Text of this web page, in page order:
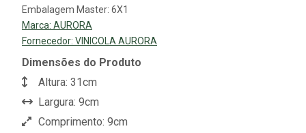
Embalagem Master: 6X1
Marca: AURORA
Fornecedor: VINICOLA AURORA
Dimensões do Produto
Altura: 31cm
Largura: 9cm
Comprimento: 9cm